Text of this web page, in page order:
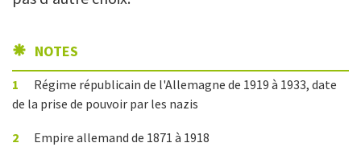
NOTES
1
Régime républicain de l'Allemagne de 1919 à 1933, date
de la prise de pouvoir par les nazis
2 Empire allemand de 1871 à 1918